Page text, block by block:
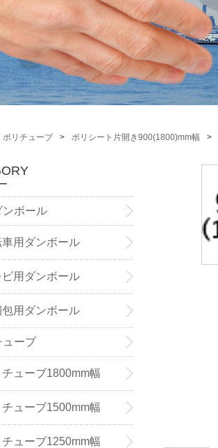
ポリチューブ ポリシート片開き900(1800)mm幅
ンボール
車用ダンボール
ビ用ダンボール
用ダンボール
ューブ
チューブ1800mm幅
チューブ1500mm幅
チューブ1250mm幅